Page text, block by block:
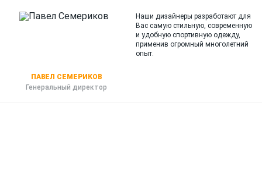
ПАВЕЛ СЕМЕРИКОВ
Генеральный директор
Наши дизайнеры разработают для
Вас самую стильную, современную
и удобную спортивную одежду,
применив огромный многолетний
опыт.